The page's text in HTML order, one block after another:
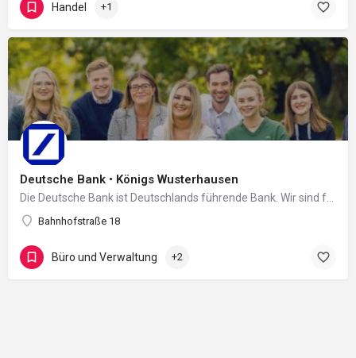
Handel +1
Deutsche Bank • Königs Wusterhausen
Bahnhofstraße 18
Büro und Verwaltung +2